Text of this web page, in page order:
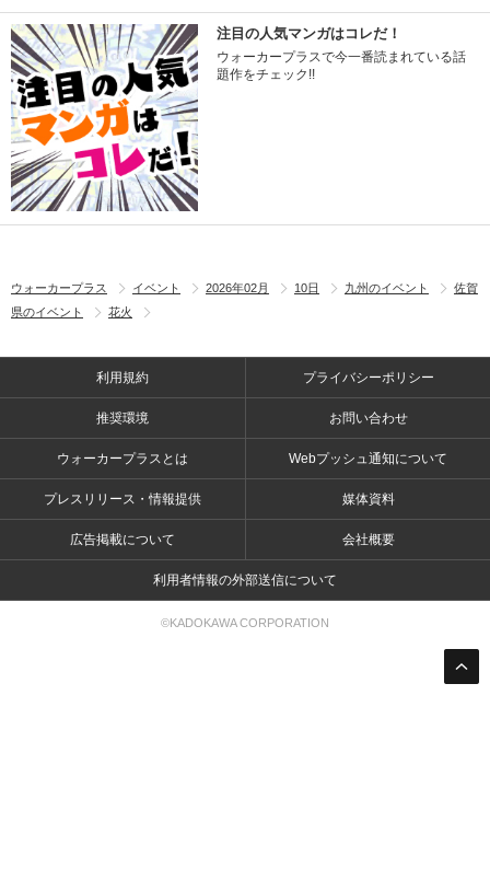
注目の人気マンガはコレだ！
ウォーカープラスで今一番読まれている話
題作をチェック!!
ウォーカープラス イベント 2026年02月 10日 九州のイベント
佐賀
県のイベント
花火
利用規約 プライバシーポリシー
推奨環境 お問い合わせ
ウォーカープラスとは Webプッシュ通知について
プレスリリース・情報提供 媒体資料
広告掲載について 会社概要
利用者情報の外部送信について
©KADOKAWA CORPORATION